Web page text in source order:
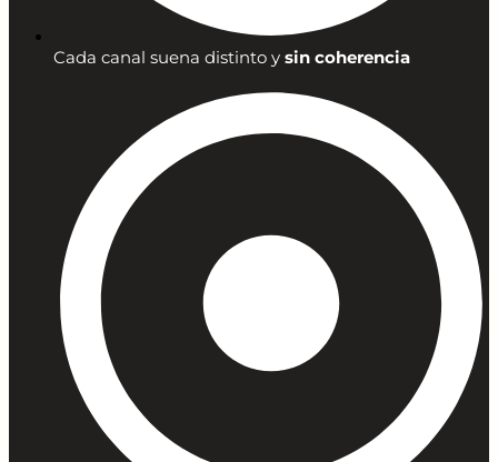
Cada canal suena distinto y sin coherencia